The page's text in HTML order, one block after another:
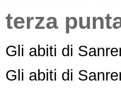
terza
Gli abiti di
Gli abiti di